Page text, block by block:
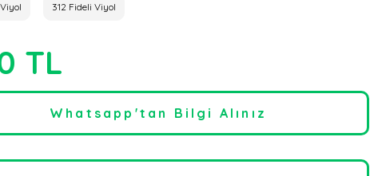
312 Fideli Viyol
TL
Whatsapp'tan Bilgi Alınız